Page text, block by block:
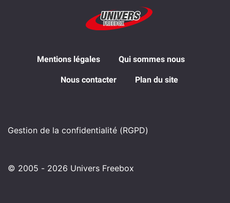
Mentions légales Qui sommes nous
Nous contacter Plan du site
Gestion de la confidentialité (RGPD)
© 2005 - 2026 Univers Freebox